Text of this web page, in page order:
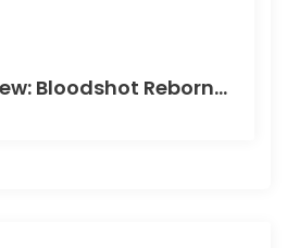
Comiclist Preview: Bloodshot Reborn#2